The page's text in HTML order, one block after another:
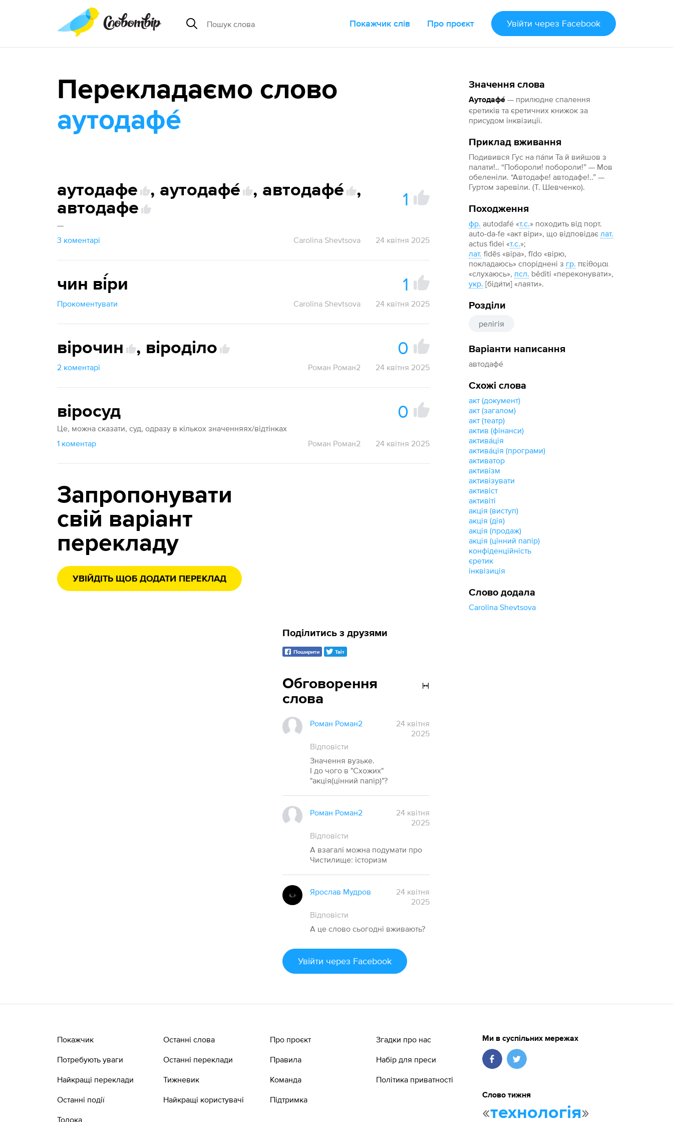
Покажчик слів Про проєкт Увійти через Facebook
Значення слова
Аутодафе́ — прилюдне спалення
єретиків та єретичних книжок за
присудом інквізиції.
Приклад вживання
Подивився Гус на пáпи Та й вийшов з
палати!.. “Побороли! побороли!” — Мов
обеленіли. “Автодафе! автодафе!..” —
Гуртом заревіли. (Т. Шевченко).
Походження
фр. autodafé «т.с.» походить від порт.
auto-da-fe «акт віри», що відповідає лат.
actus fidei «т.с.»;
лат. fidēs «віра», fīdo «вірю,
покладаюсь» споріднені з гр. πείθομαι
«слухаюсь», псл. běditi «переконувати»,
укр. [біди́ти] «лаяти».
Розділи
релігія
Варіанти написання
автодафе́
Схожі слова
акт (документ)
акт (загалом)
акт (театр)
актив (фінанси)
актива́ція
актива́ція (програми)
активатор
активізм
активізувати
активіст
активіті
акція (виступ)
акція (дія)
акція (продаж)
акція (цінний папір)
конфіденційність
єретик
інквізиція
Слово додала
Carolina Shevtsova
Перекладаємо слово
аутодафе́
аутодафе 1 , аутодафе́ , автодафе́
,
автодафе
1
—
3 коментарі
Carolina Shevtsova 24 квітня 2025
чин ві́ри 1
Прокоментувати Carolina Shevtsova 24 квітня 2025
вірочин , віроділо 0
2 коментарі Роман Роман2 24 квітня 2025
віросуд 0
Це, можна сказати, суд, одразу в кількох значенняях/відтінках
1 коментар
Роман Роман2 24 квітня 2025
Запропонувати
свій варіант
перекладу
УВІЙДІТЬ ЩОБ ДОДАТИ ПЕРЕКЛАД
Обговорення
слова
Роман Роман2
24 квітня
2025
Відповісти
Значення вузьке.
І до чого в "Схожих"
"акція(цінний папір)"?
Роман Роман2
24 квітня
2025
Відповісти
А взагалі можна подумати про
Чистилище: історизм
Ярослав Мудров
24 квітня
2025
Відповісти
А це слово сьогодні вживають?
Увійти через Facebook
Поділитись з друзями
Поширити Твіт
Покажчик
Потребують уваги
Найкращі переклади
Останні події
Толока
Останні слова
Останні переклади
Тижневик
Найкращі користувачі
Про проєкт
Правила
Команда
Підтримка
Згадки про нас
Набір для преси
Політика приватності
Ми в суспільних мережах
Слово тижня
«технологія»